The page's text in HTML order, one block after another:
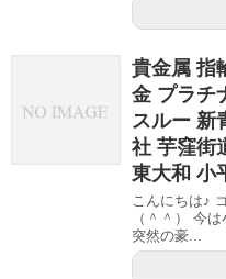
貴金属 指
金 プラチ
スルー 新
社 芋窪街
東大和 小
こんにちは♪
（＾＾） 今
突然の豪...